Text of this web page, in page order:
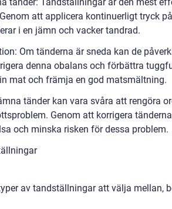
att applicera kontinuerligt tryck
i en jämn och vacker tandrad.
Om tänderna är sneda kan de
denna obalans och förbättra
mat och främja en god matsmältning.
tänder kan vara svåra att rengöra
Genom att korrigera
och minska risken för dessa problem.
av tandställningar att välja mellan,